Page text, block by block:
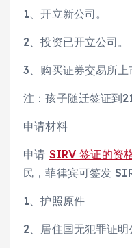
1、开立新公司。
2、投资已开立公司。
3、购买证券交易所上
注：孩子随迁签证到
申请材料
申请 SIRV 签证的资
民，菲律宾可签发
1、护照原件
2、居住国无犯罪证